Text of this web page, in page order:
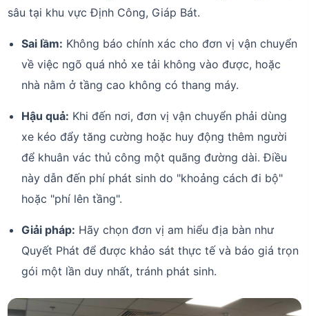
sâu tại khu vực Định Công, Giáp Bát.
Sai lầm: Không báo chính xác cho đơn vị vận chuyển
về việc ngõ quá nhỏ xe tải không vào được, hoặc
nhà nằm ở tầng cao không có thang máy.
Hậu quả: Khi đến nơi, đơn vị vận chuyển phải dùng
xe kéo đẩy tăng cường hoặc huy động thêm người
để khuân vác thủ công một quãng đường dài. Điều
này dẫn đến phí phát sinh do "khoảng cách đi bộ"
hoặc "phí lên tầng".
Giải pháp: Hãy chọn đơn vị am hiểu địa bàn như
Quyết Phát để được khảo sát thực tế và báo giá trọn
gói một lần duy nhất, tránh phát sinh.